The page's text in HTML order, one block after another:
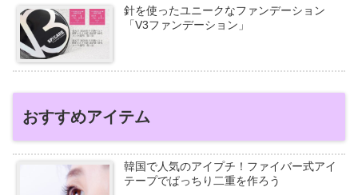
針を使ったユニークなファンデーション
「V3ファンデーション」
おすすめアイテム
韓国で人気のアイプチ！ファイバー式アイ
テープでぱっちり二重を作ろう